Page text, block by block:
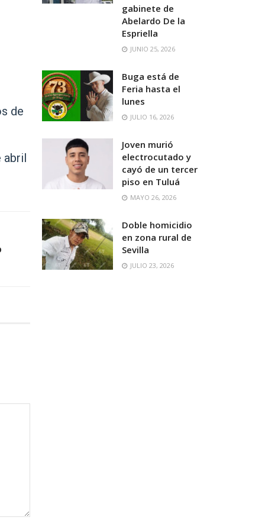
de
abril
gabinete de
Abelardo De la
Espriella
JUNIO 25, 2026
Buga está de
Feria hasta el
lunes
JULIO 16, 2026
Joven murió
electrocutado y
cayó de un tercer
piso en Tuluá
MAYO 26, 2026
Doble homicidio
en zona rural de
Sevilla
JULIO 23, 2026